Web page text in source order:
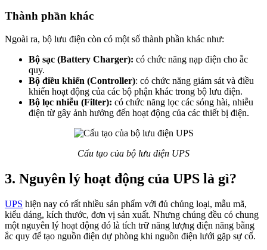
Thành phần khác
Ngoài ra, bộ lưu điện còn có một số thành phần khác như:
Bộ sạc (Battery Charger): có chức năng nạp điện cho ắc
quy.
Bộ điều khiển (Controller): có chức năng giám sát và điều
khiển hoạt động của các bộ phận khác trong bộ lưu điện.
Bộ lọc nhiễu (Filter): có chức năng lọc các sóng hài, nhiễu
điện từ gây ảnh hưởng đến hoạt động của các thiết bị điện.
Cấu tạo của bộ lưu điện UPS
3. Nguyên lý hoạt động của UPS là gì?
UPS hiện nay có rất nhiều sản phẩm với đủ chủng loại, mẫu mã,
kiểu dáng, kích thước, đơn vị sản xuất. Nhưng chúng đều có chung
một nguyên lý hoạt động đó là tích trữ năng lượng điện năng bằng
ắc quy để tạo nguồn điện dự phòng khi nguồn điện lưới gặp sự cố.